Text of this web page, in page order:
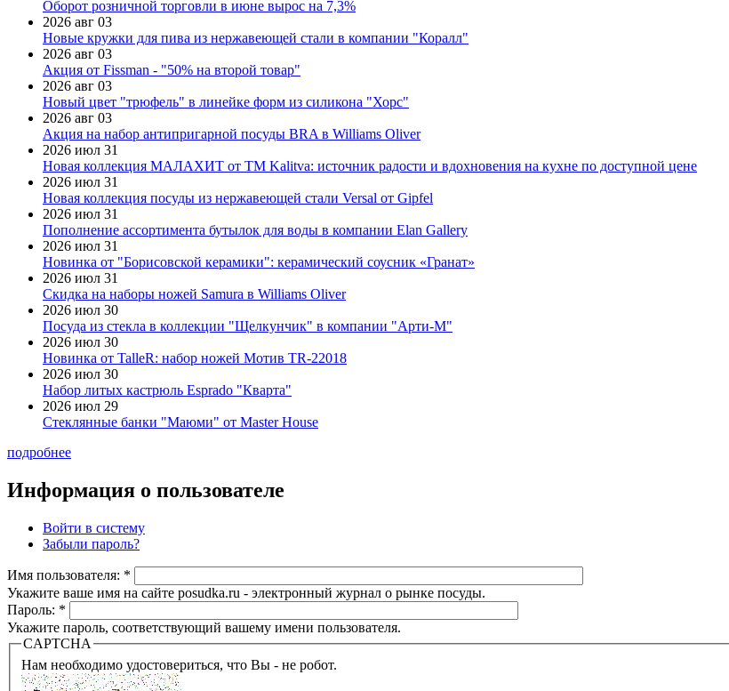
Оборот розничной торговли в июне вырос на 7,3%
2026 авг 03
Новые кружки для пива из нержавеющей стали в компании "Коралл"
2026 авг 03
Акция от Fissman - "50% на второй товар"
2026 авг 03
Новый цвет "трюфель" в линейке форм из силикона "Хорс"
2026 авг 03
Акция на набор антипригарной посуды BRA в Williams Oliver
2026 июл 31
Новая коллекция МАЛАХИТ от ТМ Kalitva: источник радости и вдохновения на кухне по доступной цене
2026 июл 31
Новая коллекция посуды из нержавеющей стали Versal от Gipfel
2026 июл 31
Пополнение ассортимента бутылок для воды в компании Elan Gallery
2026 июл 31
Новинка от "Борисовской керамики": керамический соусник «Гранат»
2026 июл 31
Скидка на наборы ножей Samura в Williams Oliver
2026 июл 30
Посуда из стекла в коллекции "Щелкунчик" в компании "Арти-М"
2026 июл 30
Новинка от TalleR: набор ножей Мотив TR-22018
2026 июл 30
Набор литых кастрюль Esprado "Кварта"
2026 июл 29
Стеклянные банки "Маюми" от Master House
подробнее
Информация о пользователе
Войти в систему
Забыли пароль?
Имя пользователя: *
Укажите ваше имя на сайте posudka.ru - электронный журнал о рынке посуды.
Пароль: *
Укажите пароль, соответствующий вашему имени пользователя.
CAPTCHA
Нам необходимо удостовериться, что Вы - не робот.